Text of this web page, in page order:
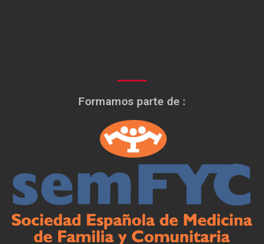
Formamos parte de :